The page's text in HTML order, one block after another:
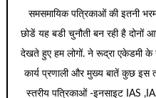
समसमायिक पत्रिकाओं की इतनी
छोडें यह बडी चुनौती बन रही है दोनों
देखते हुए हम लोगों. ने रूद्रा एकेडमी के
कार्य प्रणाली और मुख्य बातें कुछ इस
स्तरीय पत्रिकाओं -इनसाइट IAS